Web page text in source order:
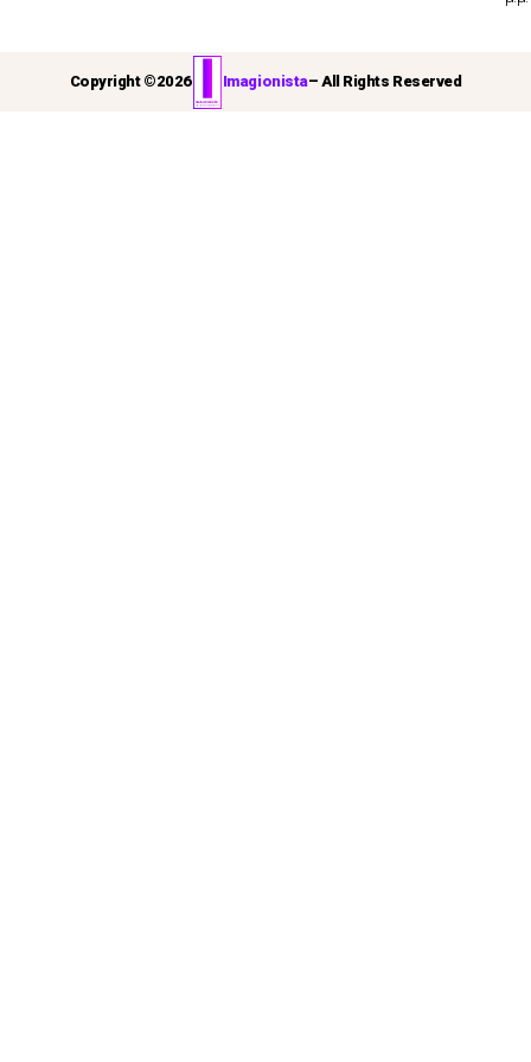
Copyright ©2026 Imagionista– All Rights Reserved